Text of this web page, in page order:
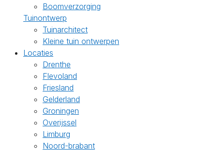
Boomverzorging
Tuinontwerp
Tuinarchitect
Kleine tuin ontwerpen
Locaties
Drenthe
Flevoland
Friesland
Gelderland
Groningen
Overijssel
Limburg
Noord-brabant